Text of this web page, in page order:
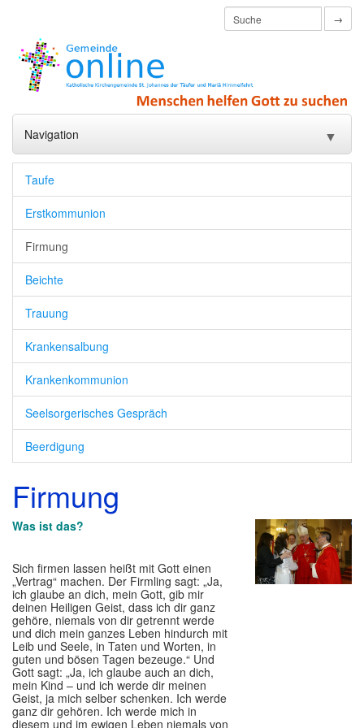
→
Navigation ▼
Pfarrleben
Sakramente und Seelsorge
Jugend
Familie
Senioren
Ehrenamt
Ansprechpartner
Taufe
Erstkommunion
Firmung
Beichte
Trauung
Krankensalbung
Krankenkommunion
Seelsorgerisches Gespräch
Beerdigung
Firmung
Was ist das?
Sich firmen lassen heißt mit Gott einen
„Vertrag“ machen. Der Firmling sagt: „Ja,
ich glaube an dich, mein Gott, gib mir
deinen Heiligen Geist, dass ich dir ganz
gehöre, niemals von dir getrennt werde
und dich mein ganzes Leben hindurch mit
Leib und Seele, in Taten und Worten, in
guten und bösen Tagen bezeuge.“ Und
Gott sagt: „Ja, ich glaube auch an dich,
mein Kind – und ich werde dir meinen
Geist, ja mich selber schenken. Ich werde
ganz dir gehören. Ich werde mich in
diesem und im ewigen Leben niemals von